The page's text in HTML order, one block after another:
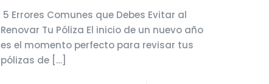
5 Errores Comunes que Debes Evitar al
Renovar Tu Póliza El inicio de un nuevo año
es el momento perfecto para revisar tus
pólizas de […]